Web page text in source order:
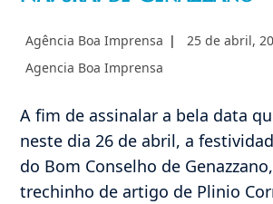
Autor
post:
Agência Boa Imprensa
Post
25 de abril,
Categoria
Agencia Boa Imprensa
A fim de assinalar a bela data
neste dia 26 de abril, a
do Bom Conselho de
trechinho de artigo de Plinio